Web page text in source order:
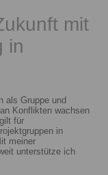
mit
in
als Gruppe und
Konflikten wachsen
für
in
meiner
unterstütze ich